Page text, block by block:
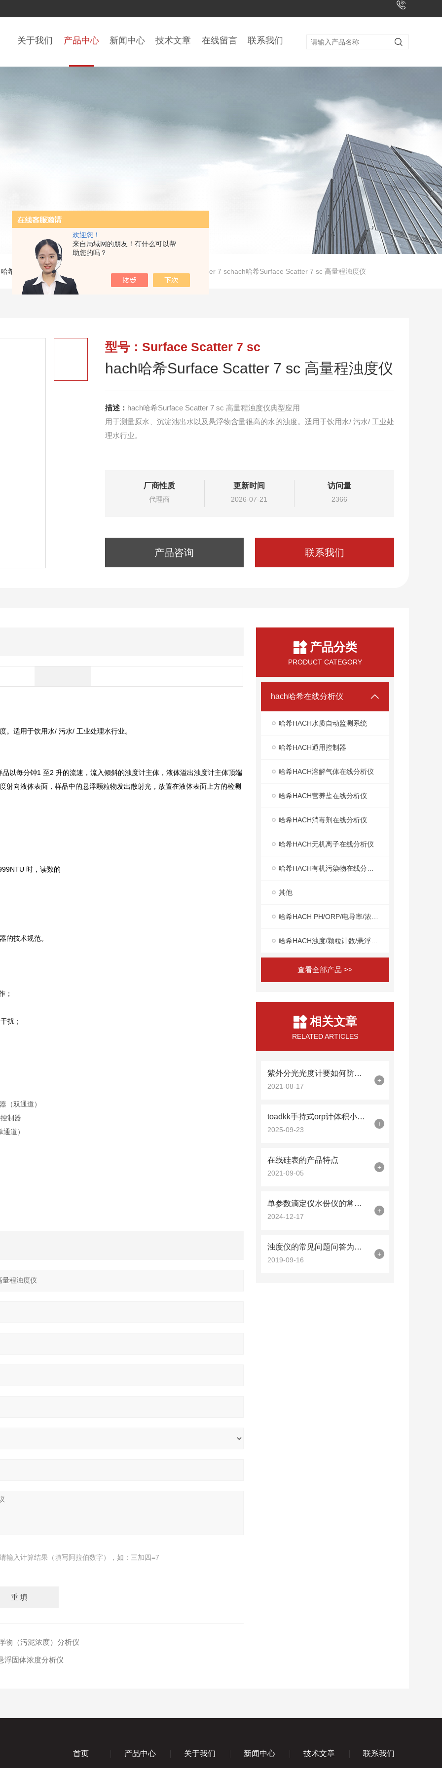
欢迎您！
来自局域网的朋友！有什么可以帮
助您的吗？
关于我们 产品中心 新闻中心 技术文章 在线留言 联系我们
哈希HACH浊度/颗粒计数/悬浮物/MLSS在线分析仪 Surface Scatter 7 schach哈希Surface Scatter 7 sc 高量程浊度仪
型号：Surface Scatter 7 sc
hach哈希Surface Scatter 7 sc 高量程浊度仪
描述： hach哈希Surface Scatter 7 sc 高量程浊度仪典型应用
用于测量原水、沉淀池出水以及悬浮物含量很高的水的浊度。适用于饮用水/ 污水/ 工业处
理水行业。
厂商性质
代理商
更新时间
2026-07-21
访问量
2366
产品咨询 联系我们
。适用于饮用水/ 污水/ 工业处理水行业。
以每分钟1 至2 升的流速，流入倾斜的浊度计主体，液体溢出浊度计主体顶端
射向液体表面，样品中的悬浮颗粒物发出散射光，放置在液体表面上方的检测
时，读数的
的技术规范。
；
扰；
（双通道）
制器
道）
请输入计算结果（填写阿拉伯数字），如：三加四=7
物（污泥浓度）分析仪
浮固体浓度分析仪
产品分类
PRODUCT CATEGORY
hach哈希在线分析仪
哈希HACH水质自动监测系统
哈希HACH通用控制器
哈希HACH溶解气体在线分析仪
哈希HACH营养盐在线分析仪
哈希HACH消毒剂在线分析仪
哈希HACH无机离子在线分析仪
其他
查看全部产品 >>
相关文章
RELATED ARTICLES
紫外分光光度计要如何防潮？
2021-08-17
+
toadkk手持式orp计体积小、重量轻
2025-09-23
+
在线硅表的产品特点
2021-09-05
+
单参数滴定仪水份仪的常见问题处理
2024-12-17
+
浊度仪的常见问题问答为您呈现
2019-09-16
+
首页 产品中心 关于我们 新闻中心 技术文章 联系我们